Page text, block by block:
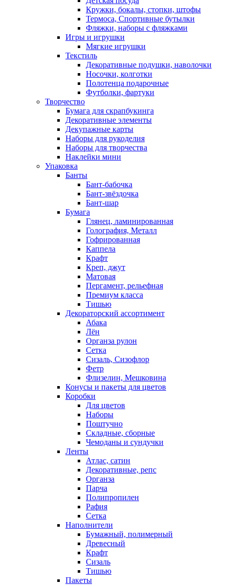
Кружки, бокалы, стопки, штофы
Термоса, Спортивные бутылки
Фляжки, наборы с фляжками
Игры и игрушки
Мягкие игрушки
Текстиль
Декоративные подушки, наволочки
Носочки, колготки
Полотенца подарочные
Футболки, фартуки
Творчество
Бумага для скрапбукинга
Декоративные элементы
Декупажные карты
Наборы для рукоделия
Наборы для творчества
Наклейки мини
Упаковка
Банты
Бант-бабочка
Бант-звёздочка
Бант-шар
Бумага
Глянец, ламинированная
Голография, Металл
Гофрированная
Каппела
Крафт
Креп, джут
Матовая
Пергамент, рельефная
Премиум класса
Тишью
Декораторский ассортимент
Абака
Лён
Органза рулон
Сетка
Сизаль, Сизофлор
Фетр
Флизелин, Мешковина
Конусы и пакеты для цветов
Коробки
Для цветов
Наборы
Поштучно
Складные, сборные
Чемоданы и сундучки
Ленты
Атлас, сатин
Декоративные, репс
Органза
Парча
Полипропилен
Рафия
Сетка
Наполнители
Бумажный, полимерный
Древесный
Крафт
Сизаль
Тишью
Пакеты